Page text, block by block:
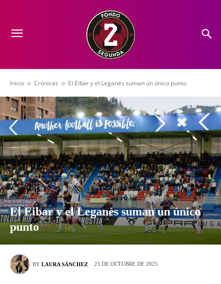
Inicio Crónicas El Eibar y el Leganés suman un único punto
El Eibar y el Leganés suman un único
punto
BY LAURA SÁNCHEZ 25 DE OCTUBRE DE 2025